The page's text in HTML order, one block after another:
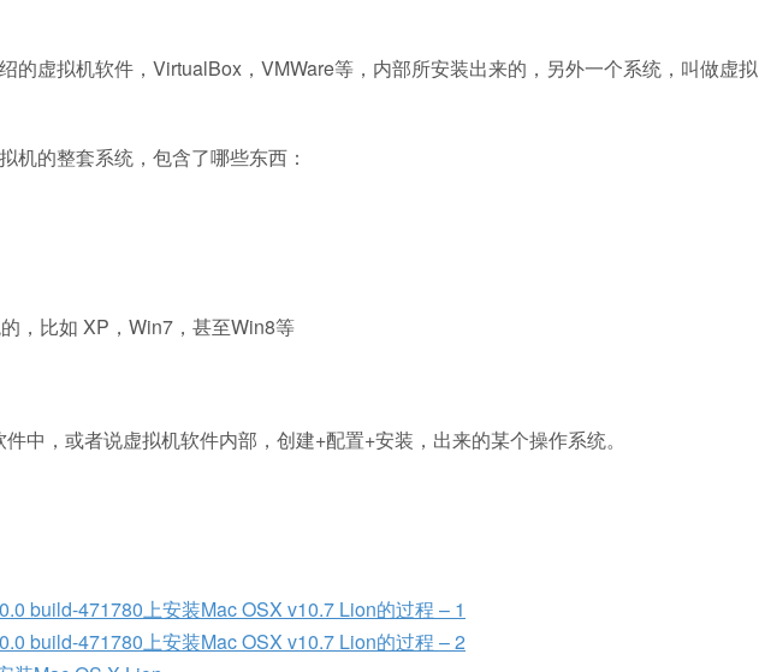
的虚拟机软件，VirtualBox，VMWare等，内部所安装出来的，另外一个系统，叫做虚拟
机的整套系统，包含了哪些东西：
，比如 XP，Win7，甚至Win8等
中，或者说虚拟机软件内部，创建+配置+安装，出来的某个操作系统。
build-471780上安装Mac OSX v10.7 Lion的过程 – 1
build-471780上安装Mac OSX v10.7 Lion的过程 – 2